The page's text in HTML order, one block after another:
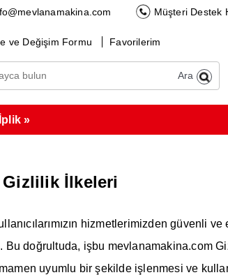
Müşteri Destek
ve Değişim Formu Favorilerim
Ara
İplik
Gizlilik İlkeleri
hizmetlerimizden güvenli
doğrultuda, işbu mevlanamakina.com
uyumlu bir şekilde işlenmesi ve